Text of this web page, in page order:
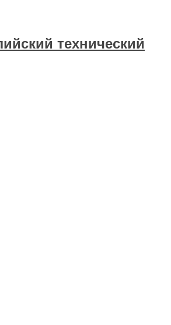
технический